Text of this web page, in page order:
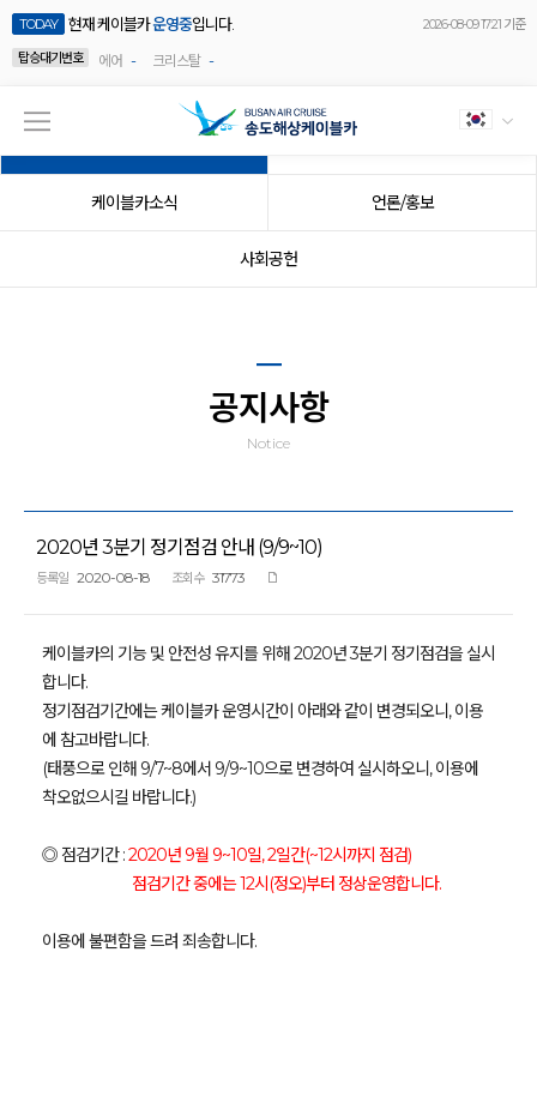
TODAY 현재 케이블카운영중입니다.
2026-08-09 17:21 기준
탑승대기번호
에어 - 크리스탈 -
케이블카소식 언론/홍보
사회공헌
공지사항
Notice
2020년 3분기 정기점검 안내 (9/9~10)
등록일 2020-08-18 조회수 31773
케이블카의 기능 및 안전성 유지를 위해 2020년 3분기 정기점검을 실시
합니다.
정기점검기간에는 케이블카 운영시간이 아래와 같이 변경되오니, 이용
에 참고바랍니다.
(태풍으로 인해 9/7~8에서 9/9~10으로 변경하여 실시하오니, 이용에
착오없으시길 바랍니다.)
◎ 점검기간 :2020년 9월 9~10일, 2일간(~12시까지 점검)
점검기간 중에는 12시(정오)부터 정상운영합니다.
이용에 불편함을 드려 죄송합니다.